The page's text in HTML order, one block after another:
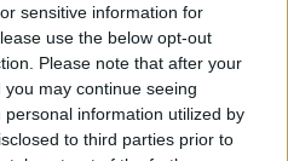
sensitive information for
use the below opt-out
Please note that after your
may continue seeing
information utilized by
to third parties prior to
o szczególny
z udziałem naszej Pani
mijaliśmy izraelską
jedząca orzeszki.